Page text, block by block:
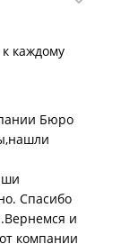
каждому
Бюро
Спасибо
и
компании